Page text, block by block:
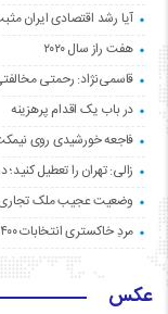
آیا رشد اقتصادی ایران
هفت راز سال ۲۰۲۰
قاسمی‌نژاد: رحمتی
در باب یک اقدام پرهزینه
فاجعه خورشیدی روی
زالی: تهران را تعطیل کنید؛
وضعیت عجیب ملک تجاری و
مردِ خاکستری انتخابات ۱۴۰۰ آمد /دردسر کلاب هاوس برای کاندیداها
عکس